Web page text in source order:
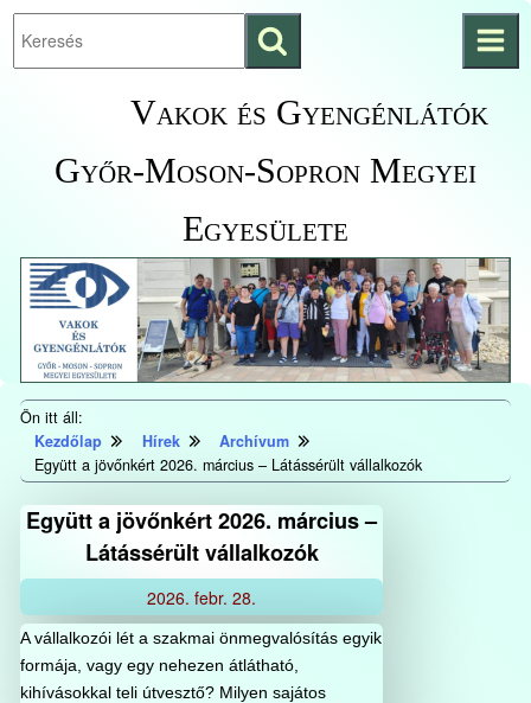
Ugrás a fő
KezdőlapraVakok és Gyengénlátók
Győr-Moson-Sopron Megyei
Egyesülete
Keresés
indítása
Ön itt áll:
Kezdőlap
Hírek
Archívum
Együtt a jövőnkért 2026. március – Látássérült vállalkozók
Együtt a jövőnkért 2026. március –
Látássérült vállalkozók
2026. febr. 28.
A vállalkozói lét a szakmai önmegvalósítás egyik
formája, vagy egy nehezen átlátható,
kihívásokkal teli útvesztő? Milyen sajátos